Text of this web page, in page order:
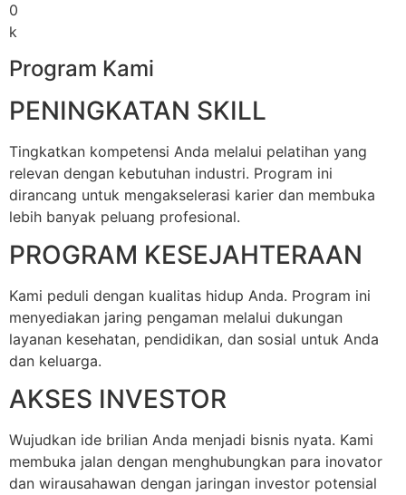
0
k
Program Kami
PENINGKATAN SKILL
Tingkatkan kompetensi Anda melalui pelatihan yang
relevan dengan kebutuhan industri. Program ini
dirancang untuk mengakselerasi karier dan membuka
lebih banyak peluang profesional.
PROGRAM KESEJAHTERAAN
Kami peduli dengan kualitas hidup Anda. Program ini
menyediakan jaring pengaman melalui dukungan
layanan kesehatan, pendidikan, dan sosial untuk Anda
dan keluarga.
AKSES INVESTOR
Wujudkan ide brilian Anda menjadi bisnis nyata. Kami
membuka jalan dengan menghubungkan para inovator
dan wirausahawan dengan jaringan investor potensial